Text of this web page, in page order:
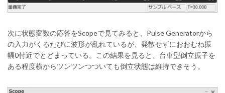
次に状態変数の応答をScopeで見てみると、Pulse Generatorから
の入力がくるたびに波形が乱れているが、発散せずにおおむね振
幅0付近でとどまっている。この結果を見ると、台車型倒立振子を
ある程度横からツンツンつついても倒立状態は維持できそう。